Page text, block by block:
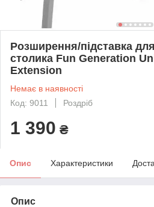
Розширення/підставка
столика Fun Generation
Extension
Немає в наявності
Код: 9011
Роздріб
1 390 ₴
Опис Характеристики
Опис